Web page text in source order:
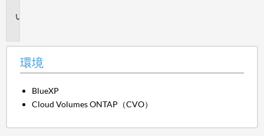
環境
BlueXP
Cloud Volumes ONTAP（CVO）